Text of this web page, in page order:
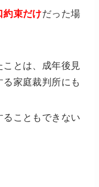
約束だけだった場
とは、成年後見
家庭裁判所にも
こともできない